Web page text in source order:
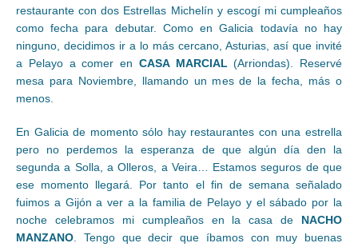
restaurante con dos Estrellas Michelín y escogí mi cumpleaños
como fecha para debutar. Como en Galicia todavía no hay
ninguno, decidimos ir a lo más cercano, Asturias, así que invité
a Pelayo a comer en CASA MARCIAL(Arriondas). Reservé
mesa para Noviembre, llamando un mes de la fecha, más o
menos.
En Galicia de momento sólo hay restaurantes con una estrella
pero no perdemos la esperanza de que algún día den la
segunda a Solla, a Olleros, a Veira… Estamos seguros de que
ese momento llegará. Por tanto el fin de semana señalado
fuimos a Gijón a ver a la familia de Pelayo y el sábado por la
noche celebramos mi cumpleaños en la casa de NACHO
MANZANO . Tengo que decir que íbamos con muy buenas